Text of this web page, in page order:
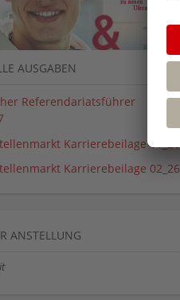
AUSGABEN
Referendariatsführer
Karrierebeilage 01_26
Karrierebeilage 02_26
ANSTELLUNG